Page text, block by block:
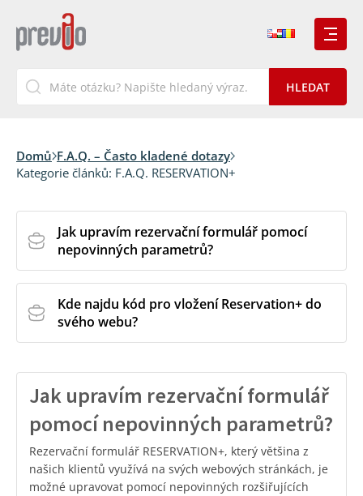
Domů F.A.Q. – Často kladené dotazy
Kategorie článků: F.A.Q. RESERVATION+
Jak upravím rezervační formulář pomocí
nepovinných parametrů?
Kde najdu kód pro vložení Reservation+ do
svého webu?
Jak upravím rezervační formulář
pomocí nepovinných parametrů?
Rezervační formulář RESERVATION+, který většina z
našich klientů využívá na svých webových stránkách, je
možné upravovat pomocí nepovinných rozšiřujících